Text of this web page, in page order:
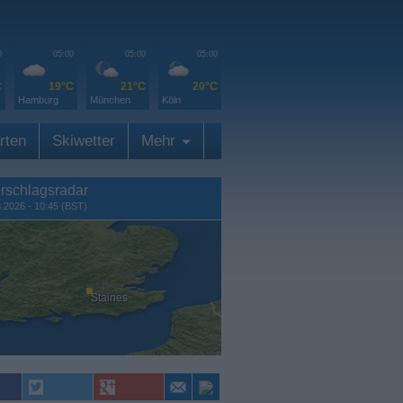
05:00
19°C
Hamburg
05:00
21°C
München
05:00
20°C
Köln
Skiwetter Mehr
- 10:45 (BST)
Staines